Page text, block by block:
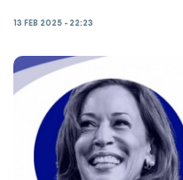
13 FEB 2025 - 22:23